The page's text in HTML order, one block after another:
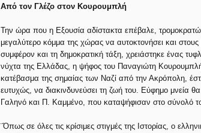
Aπό τον Γλέζο στον Κουρουμπλή
Την ώρα που η Εξουσία αδίστακτα επέβαλε,
μεγαλύτερο κόμμα της χώρας να αυτοκτονήσει και
συμφέρον και τη δημοκρατική τάξη, χρειάστηκε ένας
νύχτα της Ελλάδας, η ψήφος του Παναγιώτη Κουρουμπλή
κατέβασμα της σημαίας των Ναζί από την Ακρόπολη,
ευτυχώς, να διακινδυνεύσει τη ζωή του. Εύφημο μνεία
Γαληνό και Π. Καμμένο, που καταψήφισαν στο σύνολό
¨Όπως σε όλες τις κρίσιμες στιγμές της Ιστορίας, ο